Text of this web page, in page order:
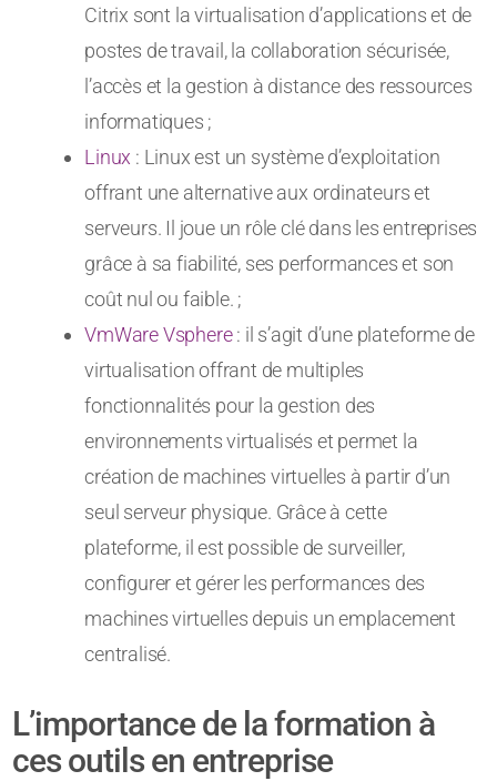
Citrix sont la virtualisation d’applications et de
postes de travail, la collaboration sécurisée,
l’accès et la gestion à distance des ressources
informatiques ;
Linux : Linux est un système d’exploitation
offrant une alternative aux ordinateurs et
serveurs. Il joue un rôle clé dans les entreprises
grâce à sa fiabilité, ses performances et son
coût nul ou faible. ;
VmWare Vsphere: il s’agit d’une plateforme de
virtualisation offrant de multiples
fonctionnalités pour la gestion des
environnements virtualisés et permet la
création de machines virtuelles à partir d’un
seul serveur physique. Grâce à cette
plateforme, il est possible de surveiller,
configurer et gérer les performances des
machines virtuelles depuis un emplacement
centralisé.
L’importance de la formation à
ces outils en entreprise